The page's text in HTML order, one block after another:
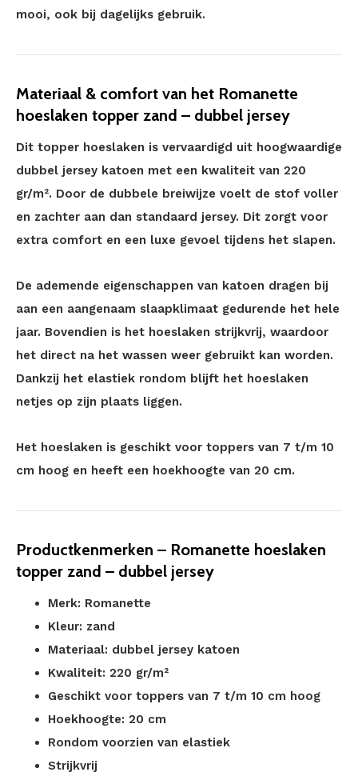
mooi, ook bij dagelijks gebruik.
Materiaal & comfort van het Romanette
hoeslaken topper zand – dubbel jersey
Dit topper hoeslaken is vervaardigd uit hoogwaardige
dubbel jersey katoen met een kwaliteit van 220
gr/m². Door de dubbele breiwijze voelt de stof voller
en zachter aan dan standaard jersey. Dit zorgt voor
extra comfort en een luxe gevoel tijdens het slapen.
De ademende eigenschappen van katoen dragen bij
aan een aangenaam slaapklimaat gedurende het hele
jaar. Bovendien is het hoeslaken strijkvrij, waardoor
het direct na het wassen weer gebruikt kan worden.
Dankzij het elastiek rondom blijft het hoeslaken
netjes op zijn plaats liggen.
Het hoeslaken is geschikt voor toppers van 7 t/m 10
cm hoog en heeft een hoekhoogte van 20 cm.
Productkenmerken – Romanette hoeslaken
topper zand – dubbel jersey
Merk: Romanette
Kleur: zand
Materiaal: dubbel jersey katoen
Kwaliteit: 220 gr/m²
Geschikt voor toppers van 7 t/m 10 cm hoog
Hoekhoogte: 20 cm
Rondom voorzien van elastiek
Strijkvrij